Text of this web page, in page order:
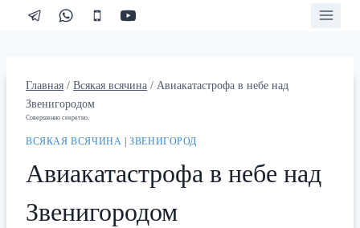
Перейти
Главная / Всякая всячина / Авиакатастрофа в небе над
Звенигородом
Совершенно секретно.
ВСЯКАЯ ВСЯЧИНА |ЗВЕНИГОРОД
Авиакатастрофа в небе над
Звенигородом